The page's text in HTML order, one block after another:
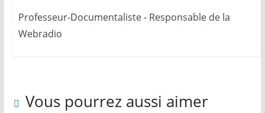
Professeur-Documentaliste - Responsable de la
Webradio
Vous pourrez aussi aimer